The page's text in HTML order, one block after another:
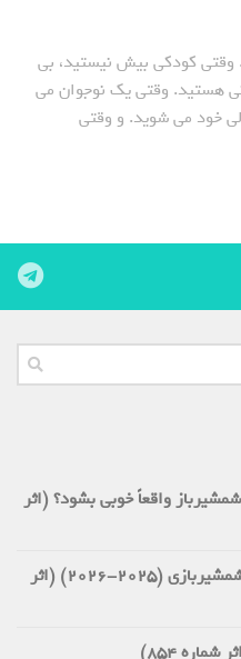
کودکی بیش نیستید، بی
هستید. وقتی یک نوجوان می
خود می شوید. و وقتی
واقعاً خوبی بشود؟ (اثر
قوانین تکنیکی فدراسیون جهانی شمشیربازی (2025-2026) (اثر
854)